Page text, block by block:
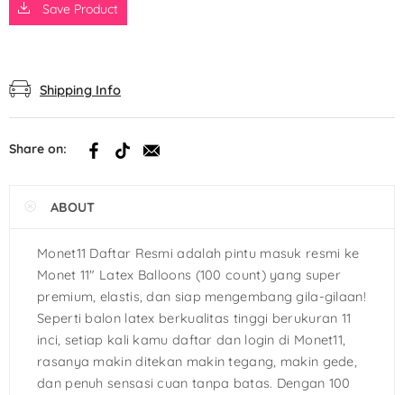
Save Product
Shipping Info
Share on:
ABOUT
Monet11 Daftar Resmi adalah pintu masuk resmi ke
Monet 11″ Latex Balloons (100 count) yang super
premium, elastis, dan siap mengembang gila-gilaan!
Seperti balon latex berkualitas tinggi berukuran 11
inci, setiap kali kamu daftar dan login di Monet11,
rasanya makin ditekan makin tegang, makin gede,
dan penuh sensasi cuan tanpa batas. Dengan 100